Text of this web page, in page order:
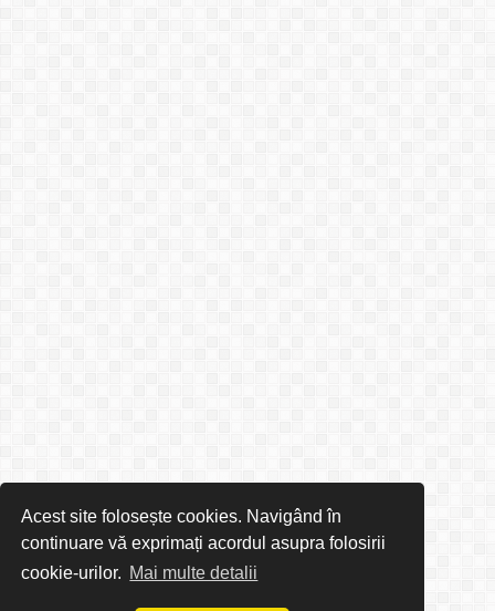
Acest site folosește cookies. Navigând în
continuare vă exprimați acordul asupra folosirii
cookie-urilor. Mai multe detalii